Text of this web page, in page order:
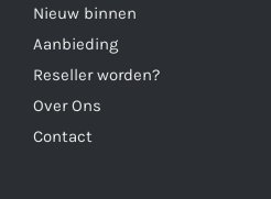
Nieuw binnen
Aanbieding
Reseller worden?
Over Ons
Contact